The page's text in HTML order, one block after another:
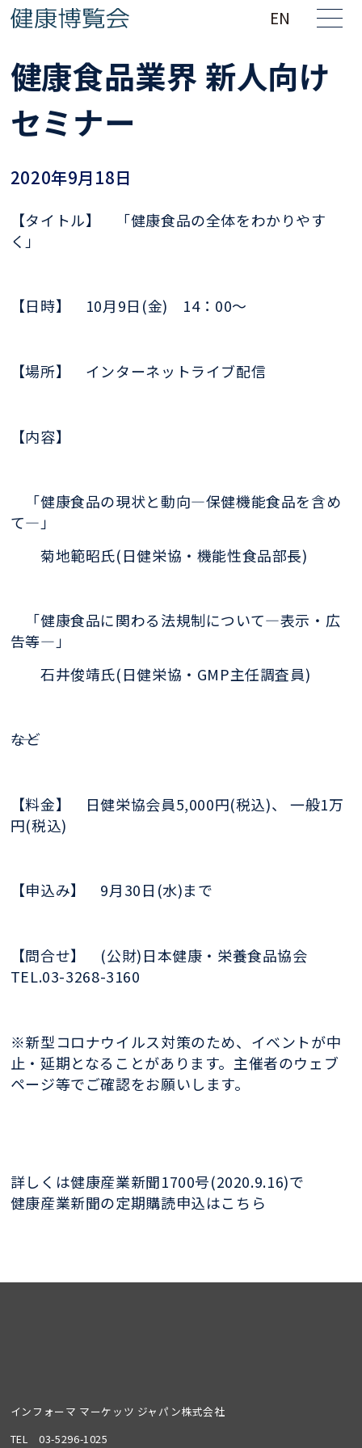
EN
健康食品業界 新人向け
セミナー
2020年9月18日
【タイトル】 「健康食品の全体をわかりやす
く」
【日時】 10月9日(金) 14： 00～
【場所】 インターネットライブ配信
【内容】
「健康食品の現状と動向―保健機能食品を含め
て―」
菊地範昭氏(日健栄協・ 機能性食品部長)
「健康食品に関わる法規制について―表示・広
告等―」
石井俊靖氏(日健栄協・GMP主任調査員)
――など
【料金】 日健栄協会員5,000円(税込)、
一般1万
円(税込)
【申込み】 9月30日(水)まで
【問合せ】 (公財)日本健康・栄養食品協会
TEL.03-3268-3160
※新型コロナウイルス対策のため、イベントが中
止・延期となることがあります。主催者のウェブ
ページ等でご確認をお願いします。
詳しくは健康産業新聞1700号(2020.9.16)で
健康産業新聞の定期購読申込はこちら
インフォーマ マーケッツ ジャパン株式会社
TEL03-5296-1025